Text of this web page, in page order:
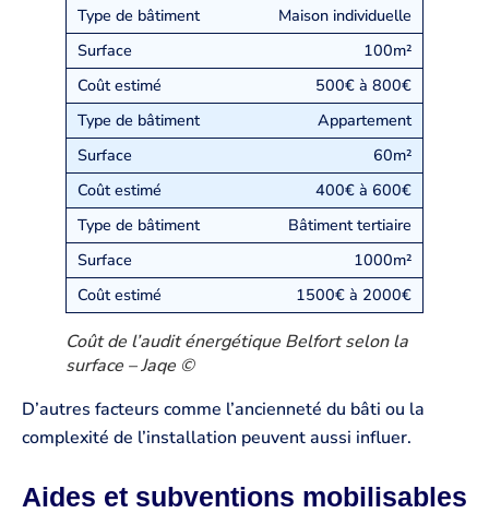
Maison individuelle
100m²
500€ à 800€
Appartement
60m²
400€ à 600€
Bâtiment tertiaire
1000m²
1500€ à 2000€
Coût de l’audit énergétique Belfort selon la
surface – Jaqe ©
D’autres facteurs comme l’ancienneté du bâti ou la
complexité de l’installation peuvent aussi influer.
Aides et subventions mobilisables